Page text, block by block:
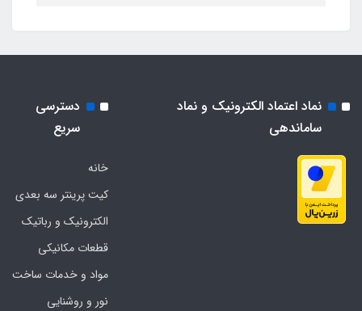
نماد اعتماد الکترونیک و نماد
ساماندهی
دسترسی
سریع
خانه
کیت پرینتر سه بعدی
الکترونیک و رباتیک
قطعات مکانیکی
مواد و خدمات ساخت
نور و روشنایی